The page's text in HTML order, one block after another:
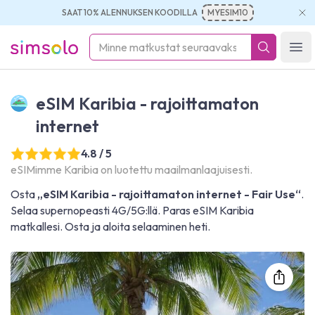
SAAT 10% ALENNUKSEN KOODILLA MYESIM10
simsolo
eSIM Karibia - rajoittamaton
internet
4.8 / 5
eSIMimme Karibia on luotettu maailmanlaajuisesti.
Osta „eSIM Karibia - rajoittamaton internet - Fair Use“.
Selaa supernopeasti 4G/5G:llä. Paras eSIM Karibia
matkallesi. Osta ja aloita selaaminen heti.